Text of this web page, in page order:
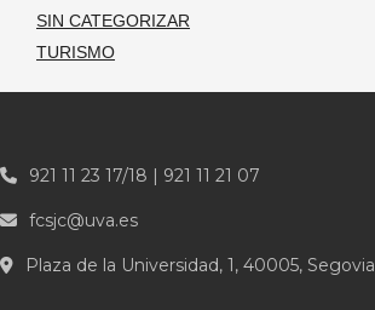
SIN CATEGORIZAR
TURISMO
921 11 23 17/18 | 921 11 21 07
fcsjc@uva.es
Plaza de la Universidad, 1, 40005, Segovia